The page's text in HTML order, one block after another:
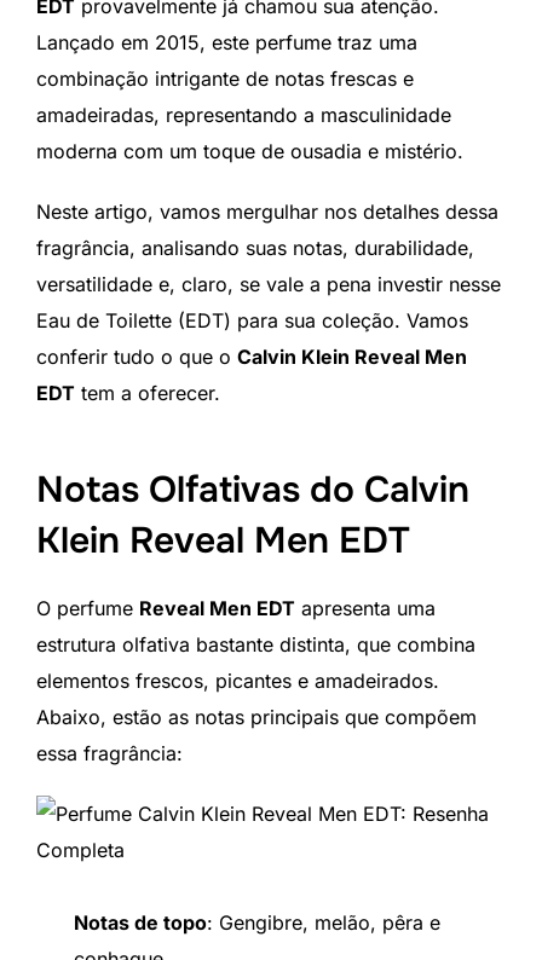
EDT provavelmente já chamou sua atenção.
Lançado em 2015, este perfume traz uma
combinação intrigante de notas frescas e
amadeiradas, representando a masculinidade
moderna com um toque de ousadia e mistério.
Neste artigo, vamos mergulhar nos detalhes dessa
fragrância, analisando suas notas, durabilidade,
versatilidade e, claro, se vale a pena investir nesse
Eau de Toilette (EDT) para sua coleção. Vamos
conferir tudo o que o Calvin Klein Reveal Men
EDT tem a oferecer.
Notas Olfativas do Calvin
Klein Reveal Men EDT
O perfume Reveal Men EDT apresenta uma
estrutura olfativa bastante distinta, que combina
elementos frescos, picantes e amadeirados.
Abaixo, estão as notas principais que compõem
essa fragrância:
Notas de topo: Gengibre, melão, pêra e